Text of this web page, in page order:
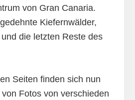
von Gran Canaria.
Kiefernwälder,
die letzten Reste des
Seiten finden sich nun
Fotos von verschieden